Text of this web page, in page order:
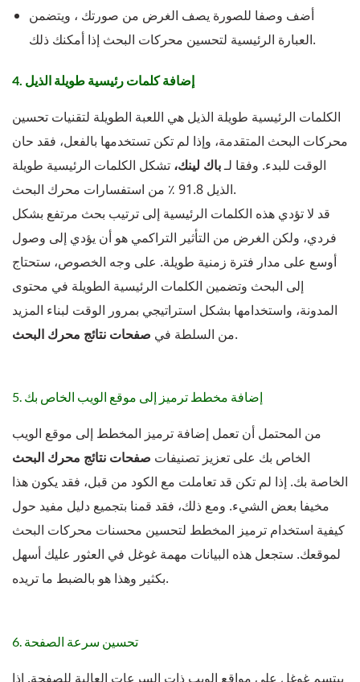
أضف وصفا للصورة يصف الغرض من صورتك ، ويتضمن
العبارة الرئيسية لتحسين محركات البحث إذا أمكنك ذلك.
4. إضافة كلمات رئيسية طويلة الذيل
الكلمات الرئيسية طويلة الذيل هي اللعبة الطويلة لتقنيات تحسين
محركات البحث المتقدمة، وإذا لم تكن تستخدمها بالفعل، فقد حان
الوقت للبدء. وفقا لـباك لينك، تشكل الكلمات الرئيسية طويلة
الذيل 91.8 ٪ من استفسارات محرك البحث.
قد لا تؤدي هذه الكلمات الرئيسية إلى ترتيب بحث مرتفع بشكل
فردي، ولكن الغرض من التأثير التراكمي هو أن يؤدي إلى وصول
أوسع على مدار فترة زمنية طويلة. على وجه الخصوص، ستحتاج
إلى البحث وتضمين الكلمات الرئيسية الطويلة في محتوى
المدونة، واستخدامها بشكل استراتيجي بمرور الوقت لبناء المزيد
من السلطة في صفحات نتائج محرك البحث .
5. إضافة مخطط ترميز إلى موقع الويب الخاص بك
من المحتمل أن تعمل إضافة ترميز المخطط إلى موقع الويب
الخاص بك على تعزيز تصنيفات صفحات نتائج محرك البحث
الخاصة بك. إذا لم تكن قد تعاملت مع الكود من قبل، فقد يكون هذا
مخيفا بعض الشيء. ومع ذلك، فقد قمنا بتجميع دليل مفيد حول
كيفية استخدام ترميز المخطط لتحسين محسنات محركات البحث
لموقعك. ستجعل هذه البيانات مهمة غوغل في العثور عليك أسهل
بكثير وهذا هو بالضبط ما تريده.
6. تحسين سرعة الصفحة
يبتسم غوغل على مواقع الويب ذات السرعات العالية للصفحة. إذا